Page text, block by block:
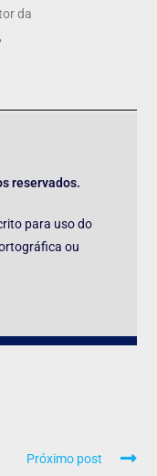
da
reservados.
para uso do
ou
Próximo post